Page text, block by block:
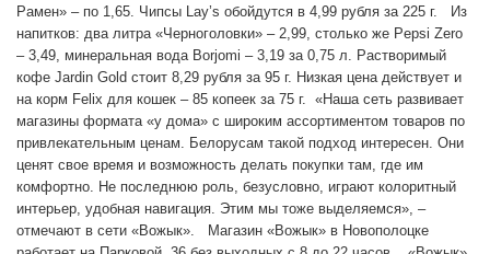
Рамен» – по 1,65. Чипсы Lay’s обойдутся в 4,99 рубля за 225 г. Из
напитков: два литра «Черноголовки» – 2,99, столько же Pepsi Zero
– 3,49, минеральная вода Borjomi – 3,19 за 0,75 л. Растворимый
кофе Jardin Gold стоит 8,29 рубля за 95 г. Низкая цена действует и
на корм Felix для кошек – 85 копеек за 75 г. «Наша сеть развивает
магазины формата «у дома» с широким ассортиментом товаров по
привлекательным ценам. Белорусам такой подход интересен. Они
ценят свое время и возможность делать покупки там, где им
комфортно. Не последнюю роль, безусловно, играют колоритный
интерьер, удобная навигация. Этим мы тоже выделяемся», –
отмечают в сети «Вожык». Магазин «Вожык» в Новополоцке